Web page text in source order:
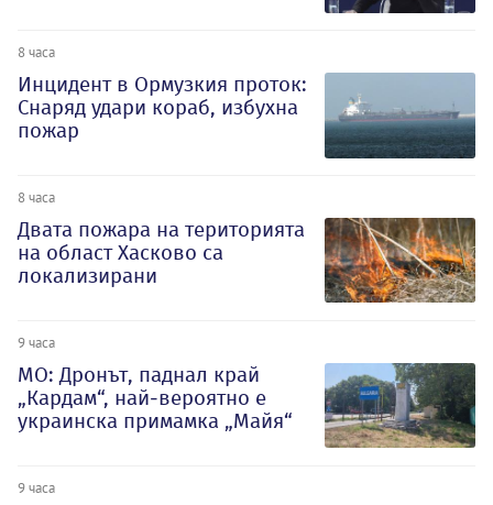
8 часа
Инцидент в Ормузкия проток:
Снаряд удари кораб, избухна
пожар
8 часа
Двата пожара на територията
на област Хасково са
локализирани
9 часа
МО: Дронът, паднал край
„Кардам“, най-вероятно е
украинска примамка „Майя“
9 часа